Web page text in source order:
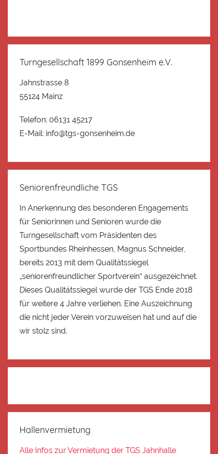
Turngesellschaft 1899 Gonsenheim e.V.
Jahnstrasse 8
55124 Mainz
Telefon: 06131 45217
E-Mail: info@tgs-gonsenheim.de
Seniorenfreundliche TGS
In Anerkennung des besonderen Engagements
für Seniorinnen und Senioren wurde die
Turngesellschaft vom Präsidenten des
Sportbundes Rheinhessen, Magnus Schneider,
bereits 2013 mit dem Qualitätssiegel
„seniorenfreundlicher Sportverein“ ausgezeichnet.
Dieses Qualitätssiegel wurde der TGS Ende 2018
für weitere 4 Jahre verliehen. Eine Auszeichnung
die nicht jeder Verein vorzuweisen hat und auf die
wir stolz sind.
Hallenvermietung
Alle Infos zur Vermietung der TGS Jahnhalle